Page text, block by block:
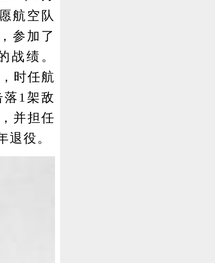
航空队
参加了
战绩。
时任航
1架敌
并担任
退役。